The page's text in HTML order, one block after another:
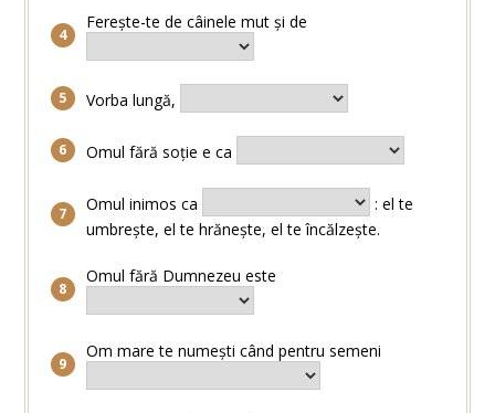
Ferește-te de câinele mut și de
Vorba lungă,
Omul fără soție e ca
Omul inimos ca
: el te
umbrește, el te hrănește, el te încălzește.
Omul fără Dumnezeu este
Om mare te numești când pentru semeni